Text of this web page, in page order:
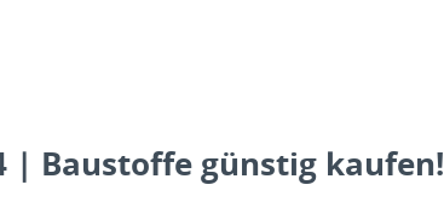
| Baustoffe günstig kaufen!